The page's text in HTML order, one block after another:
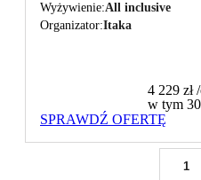
Wyżywienie All inclusive
Organizator Itaka
4 229 zł/
w tym
SPRAWDŹ OFERTĘ